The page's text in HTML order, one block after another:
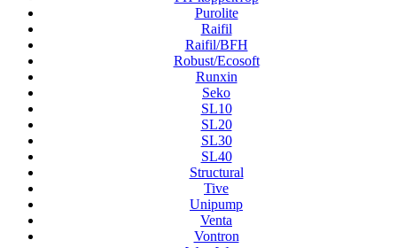
Purolite
Raifil
Raifil/BFH
Robust/Ecosoft
Runxin
Seko
SL10
SL20
SL30
SL40
Structural
Tive
Unipump
Venta
Vontron